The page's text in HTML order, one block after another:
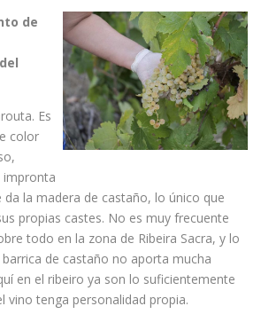
de
Es
color
impronta
da la madera de castaño, lo único que
propias castes. No es muy frecuente
todo en la zona de Ribeira Sacra, y lo
de castaño no aporta mucha
en el ribeiro ya son lo suficientemente
vino tenga personalidad propia.